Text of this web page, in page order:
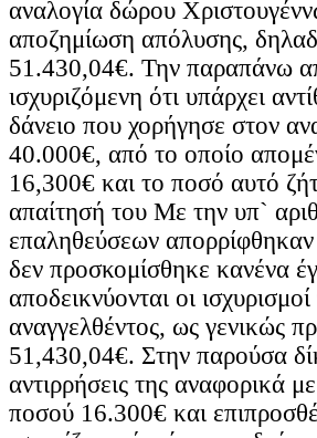
αναλογία δώρου
αποζημίωση απόλυσης,
51.430,04€. Την παραπάνω
ισχυριζόμενη ότι υπάρχει
δάνειο που χορήγησε στον
40.000€, από το οποίο
16,300€ και το ποσό αυτό
απαίτησή του Με την υπ`
επαληθεύσεων απορρίφθηκαν
δεν προσκομίσθηκε κανένα
αποδεικνύονται οι
αναγγελθέντος, ως γενικώς
51,430,04€. Στην παρούσα
αντιρρήσεις της αναφορικά
ποσού 16.300€ και